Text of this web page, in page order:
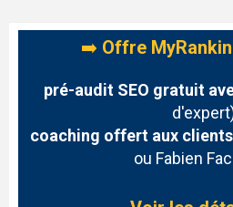
➡️ Offre
pré-audit SEO gratuit
coaching offert aux clients
ou Fabien